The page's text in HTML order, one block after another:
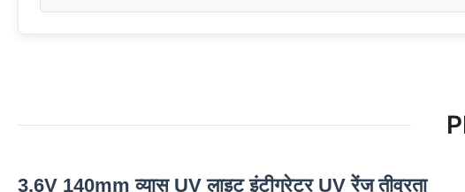
3.6V 140mm व्यास UV लाइट इंटीग्रेटर UV रेंज तीव्रता